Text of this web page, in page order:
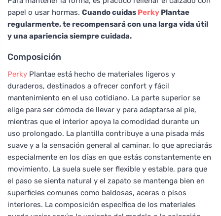
papel o usar hormas. Cuando cuidas Perky Plantae
regularmente, te recompensará con una larga vida útil
y una apariencia siempre cuidada.
Composición
Perky Plantae está hecho de materiales ligeros y
duraderos, destinados a ofrecer confort y fácil
mantenimiento en el uso cotidiano. La parte superior se
elige para ser cómoda de llevar y para adaptarse al pie,
mientras que el interior apoya la comodidad durante un
uso prolongado. La plantilla contribuye a una pisada más
suave y a la sensación general al caminar, lo que apreciarás
especialmente en los días en que estás constantemente en
movimiento. La suela suele ser flexible y estable, para que
el paso se sienta natural y el zapato se mantenga bien en
superficies comunes como baldosas, aceras o pisos
interiores. La composición específica de los materiales